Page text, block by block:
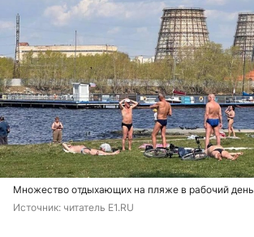
Множество отдыхающих на пляже в рабочий день
Источник: читатель E1.RU